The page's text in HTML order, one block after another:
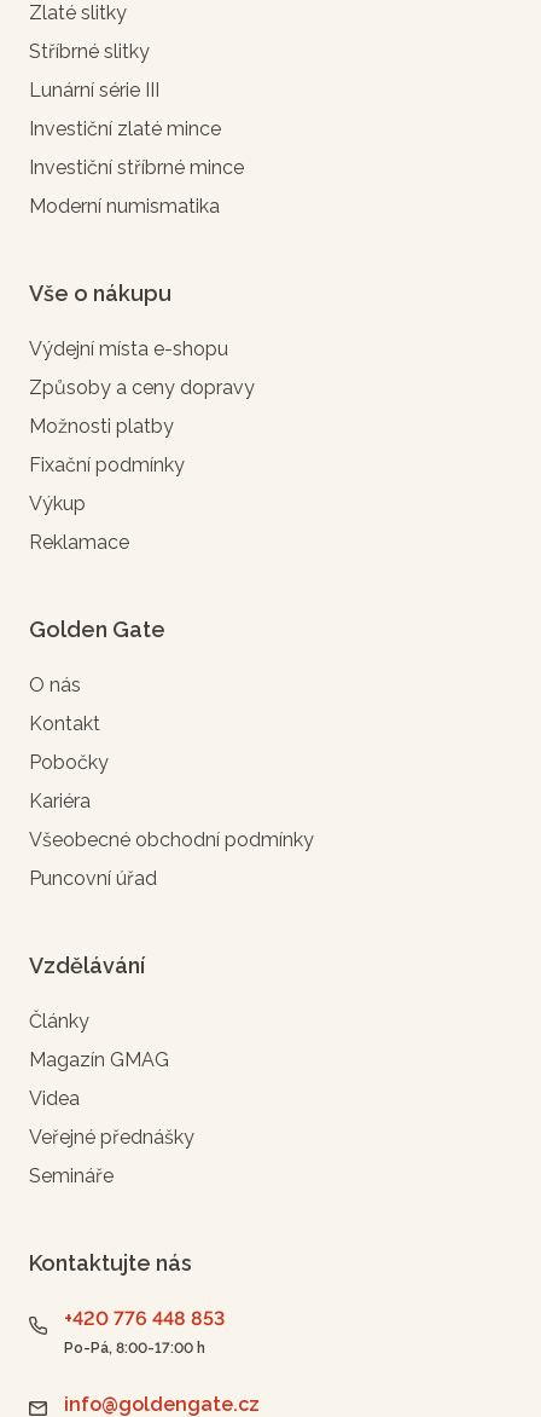
Zlaté slitky
Stříbrné slitky
Lunární série III
Investiční zlaté mince
Investiční stříbrné mince
Moderní numismatika
Vše o nákupu
Výdejní místa e-shopu
Způsoby a ceny dopravy
Možnosti platby
Fixační podmínky
Výkup
Reklamace
Golden Gate
O nás
Kontakt
Pobočky
Kariéra
Všeobecné obchodní podmínky
Puncovní úřad
Vzdělávání
Články
Magazín GMAG
Videa
Veřejné přednášky
Semináře
Kontaktujte nás
+420 776 448 853
Po-Pá, 8:00-17:00 h
info@goldengate.cz